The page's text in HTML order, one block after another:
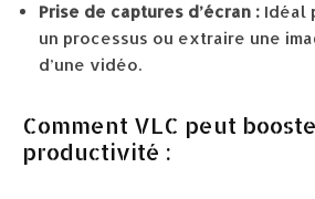
Prise de captures d’écran : Idéal
un processus ou extraire une
d’une vidéo.
Comment VLC peut
productivité :